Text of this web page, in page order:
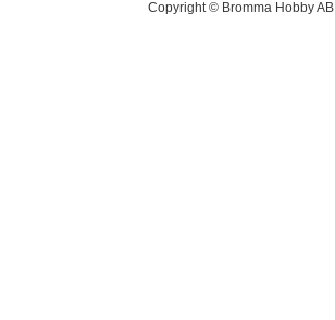
Copyright © Bromma Hobby AB..